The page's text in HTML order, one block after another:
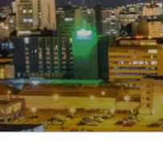
Pular
para
o
conteúdo